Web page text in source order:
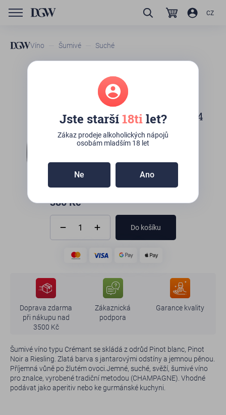
CZ
Víno Šumivé Suché
GTIN/EAN 3183523700019
Arthur Metz Cremant
D`alsace Cuvée Prestige 1904
K osobnímu odběru:9ks(Kateřinská 492/10,
Praha)
380 Kč
Do košíku
Doprava zdarma
při nákupu nad
3500 Kč
Zákaznická
podpora
Garance kvality
Šumivé víno typu Crémant se skládá z odrůd Pinot blanc, Pinot
Noir a Riesling. Zlatá barva s jantarovými odstíny a jemnou pěnou.
Příjemná vůně po žlutém ovoci.Jemné, suché, svěží, šumivé víno
pro znalce, vyrobené tradiční metodou (CHAMPAGNE). Vhodné
podávat jako aperitiv nebo ke gurmánské kuchyni.
Jste starší18tilet?
Zákaz prodeje alkoholických nápojů
osobám mladším 18 let
Ne Ano